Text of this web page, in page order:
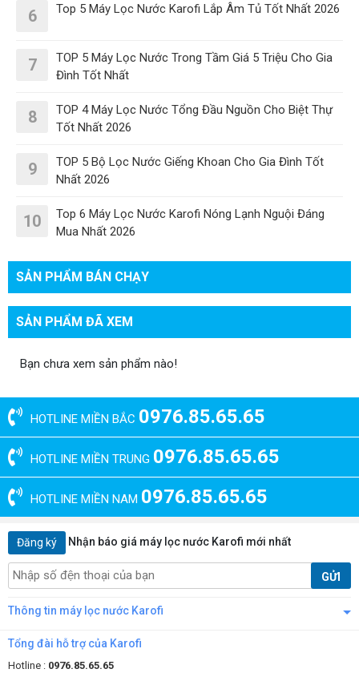
6 Top 5 Máy Lọc Nước Karofi Lắp Âm Tủ Tốt Nhất 2026
7
TOP 5 Máy Lọc Nước Trong Tầm Giá 5 Triệu Cho Gia
Đình Tốt Nhất
8
TOP 4 Máy Lọc Nước Tổng Đầu Nguồn Cho Biệt Thự
Tốt Nhất 2026
9
TOP 5 Bộ Lọc Nước Giếng Khoan Cho Gia Đình Tốt
Nhất 2026
10
Top 6 Máy Lọc Nước Karofi Nóng Lạnh Nguội Đáng
Mua Nhất 2026
SẢN PHẨM BÁN CHẠY
SẢN PHẨM ĐÃ XEM
Bạn chưa xem sản phẩm nào!
HOTLINE MIỀN BẮC 0976.85.65.65
HOTLINE MIỀN TRUNG 0976.85.65.65
HOTLINE MIỀN NAM 0976.85.65.65
Đăng ký Nhận báo giá máy lọc nước Karofi mới nhất
GỬI
Thông tin máy lọc nước Karofi
Tổng đài hỗ trợ của Karofi
Hotline : 0976.85.65.65